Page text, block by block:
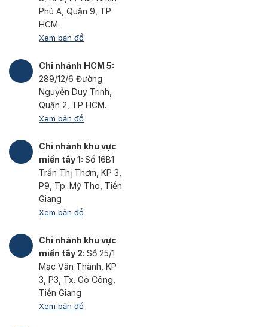
Phú A, Quận 9, TP
HCM.
Xem bản đồ
Chi nhánh HCM 5:
289/12/6 Đường
Nguyễn Duy Trinh,
Quận 2, TP HCM.
Xem bản đồ
Chi nhánh khu vực
miền tây 1: Số 16B1
Trần Thị Thơm, KP 3,
P9, Tp. Mỹ Tho, Tiền
Giang
Xem bản đồ
Chi nhánh khu vực
miền tây 2: Số 25/1
Mạc Văn Thành, KP
3, P3, Tx. Gò Công,
Tiền Giang
Xem bản đồ